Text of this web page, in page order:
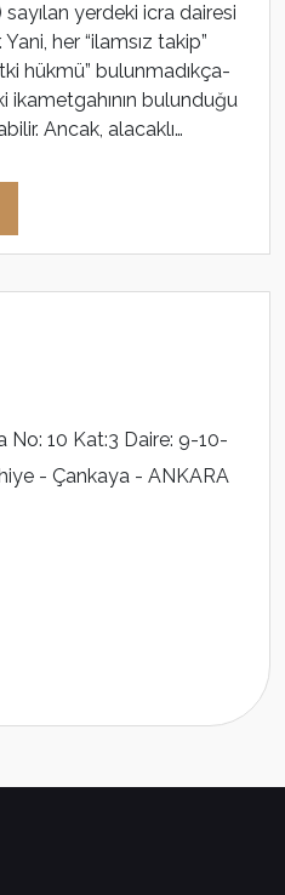
yerdeki icra dairesi
her “ilamsız takip”
hükmü” bulun­madıkça-
bulunduğu
Ancak, alacaklı…
No: 10 Kat:3 Daire: 9-10-
- Çankaya - ANKARA